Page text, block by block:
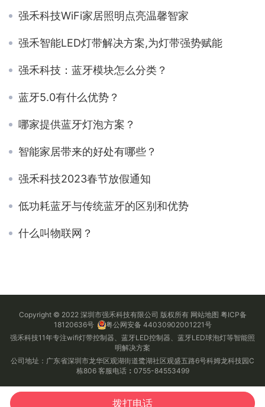
强禾科技WiFi家居照明点亮温馨智家
强禾智能LED灯带解决方案,为灯带强势赋能
强禾科技：蓝牙模块怎么分类？
蓝牙5.0有什么优势？
哪家提供蓝牙灯泡方案？
智能家居带来的好处有哪些？
强禾科技2023春节放假通知
低功耗蓝牙与传统蓝牙的区别和优势
什么叫物联网？
Copyright © 2022 深圳市强禾科技有限公司 版权所有 网站地图 粤ICP备
18120636号
粤公网安备 44030902001221号
强禾科技11年专注wifi灯带控制器、蓝牙LED控制器、蓝牙LED球泡灯等智能照
明解决方案
公司地址：广东省深圳市龙华区观湖街道鹭湖社区观盛五路6号科姆龙科技园C
栋806 客服电话： 0755-84553499
拨打电话